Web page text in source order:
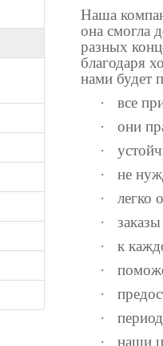
Наша
она смогла
разных
благодаря
нами будет
·
все
·
они
·
·
не
·
легко
·
·
к
·
·
·
·
наши